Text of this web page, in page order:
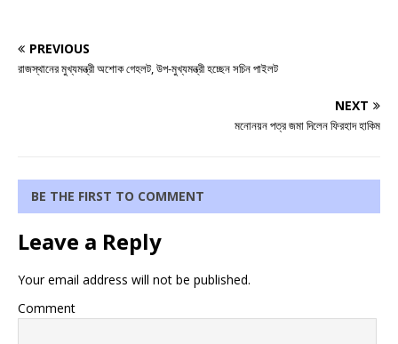
PREVIOUS
রাজস্থানের মুখ্যমন্ত্রী অশোক গেহলট, উপ-মুখ্যমন্ত্রী হচ্ছেন সচিন পাইলট
NEXT
মনোনয়ন পত্র জমা দিলেন ফিরহাদ হাকিম
BE THE FIRST TO COMMENT
Leave a Reply
Your email address will not be published.
Comment